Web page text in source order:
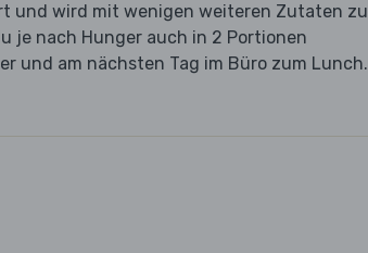
und wird mit wenigen weiteren Zutaten zu
je nach Hunger auch in 2 Portionen
und am nächsten Tag im Büro zum Lunch.